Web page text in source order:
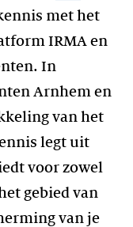
met het
IRMA en
In
Arnhem en
van het
legt uit
voor zowel
gebied van
van je